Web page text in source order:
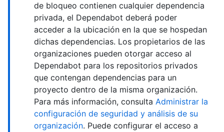
de bloqueo contienen cualquier dependencia
privada, el Dependabot deberá poder
acceder a la ubicación en la que se hospedan
dichas dependencias. Los propietarios de las
organizaciones pueden otorgar acceso al
Dependabot para los repositorios privados
que contengan dependencias para un
proyecto dentro de la misma organización.
Para más información, consulta Administrar la
configuración de seguridad y análisis de su
organización. Puede configurar el acceso a